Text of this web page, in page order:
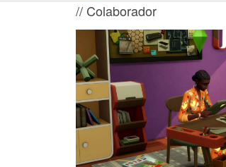
// Colaborador